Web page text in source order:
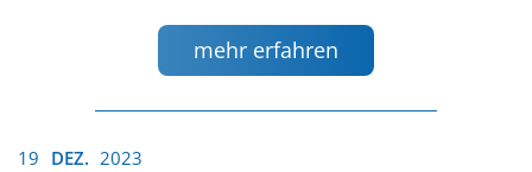
mehr erfahren
19 DEZ. 2023